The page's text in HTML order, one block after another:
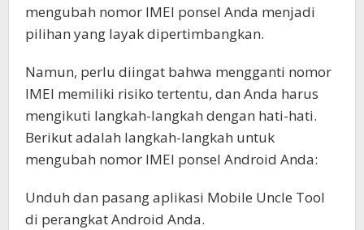
mengubah nomor IMEI ponsel Anda menjadi
pilihan yang layak dipertimbangkan.
Namun, perlu diingat bahwa mengganti nomor
IMEI memiliki risiko tertentu, dan Anda harus
mengikuti langkah-langkah dengan hati-hati.
Berikut adalah langkah-langkah untuk
mengubah nomor IMEI ponsel Android Anda:
Unduh dan pasang aplikasi Mobile Uncle Tool
di perangkat Android Anda.